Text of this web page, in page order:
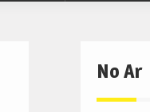
No Ar